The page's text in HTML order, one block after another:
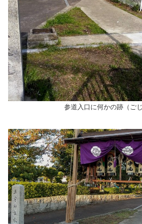
参道入口に何かの跡（ごじ